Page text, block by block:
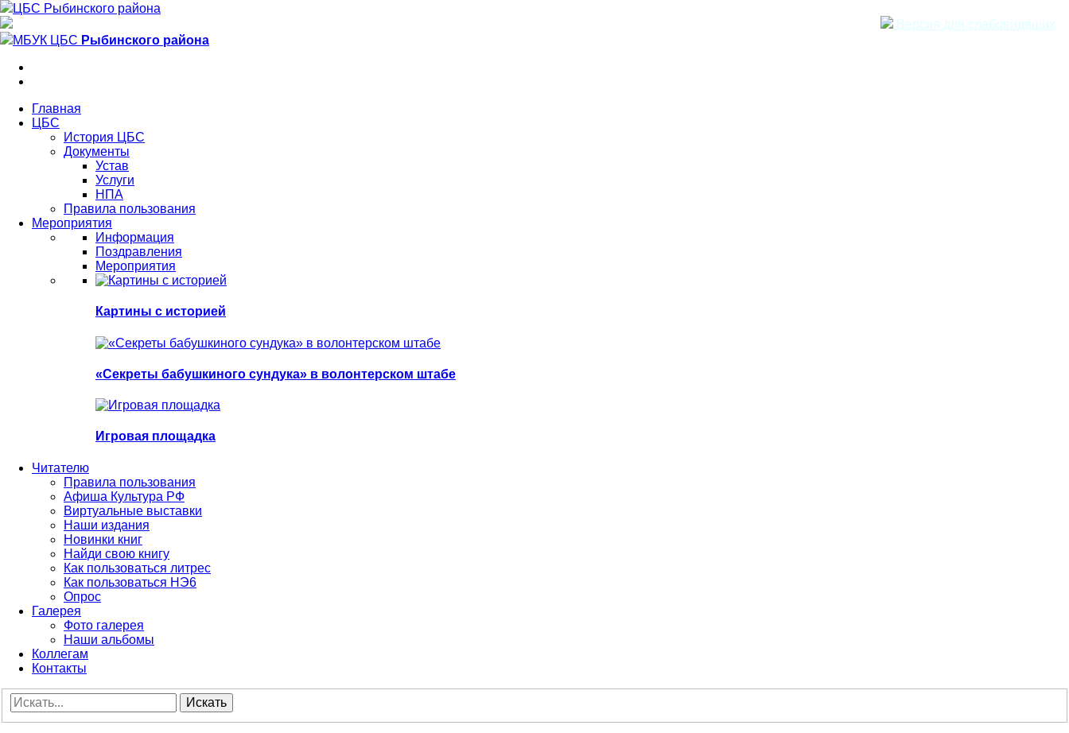
ЦБС Рыбинского района
Версия для слабовидящих
МБУК ЦБС Рыбинского района
Главная
ЦБС
История ЦБС
Документы
Устав
Услуги
НПА
Правила пользования
Мероприятия
Информация
Поздравления
Мероприятия
Картины с историей
«Секреты бабушкиного сундука» в волонтерском штабе
Игровая площадка
Читателю
Правила пользования
Афиша Культура РФ
Виртуальные выставки
Наши издания
Новинки книг
Найди свою книгу
Как пользоваться литрес
Как пользоваться НЭ6
Опрос
Галерея
Фото галерея
Наши альбомы
Коллегам
Контакты
Искать